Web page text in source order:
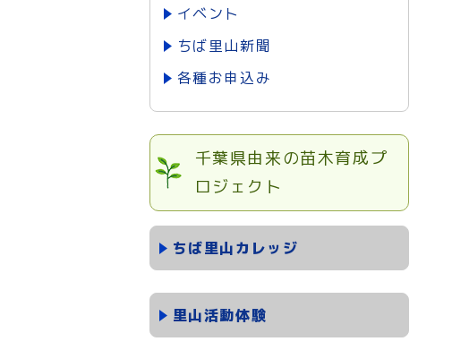
イベント
ちば里山新聞
各種お申込み
千葉県由来の苗木育成プ
ロジェクト
ちば里山カレッジ
里山活動体験